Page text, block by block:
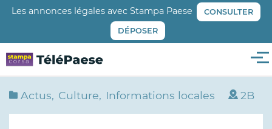
Aller
principal
Les annonces légales avec Stampa Paese CONSULTER
DÉPOSER
Actus Culture Informations locales 2B